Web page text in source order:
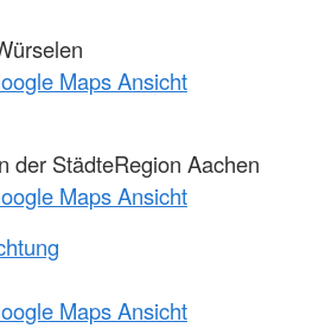
Maps Ansicht
der StädteRegion Aachen
Maps Ansicht
Maps Ansicht